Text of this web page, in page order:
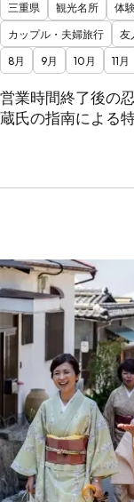
三重県 観光名所 体
カップル・夫婦旅行
友
8月
9月 10月 11月
営業時間終了後の
蔵氏の指南による